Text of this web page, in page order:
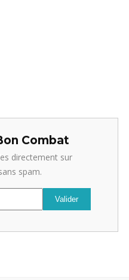
Combat
directement sur
spam.